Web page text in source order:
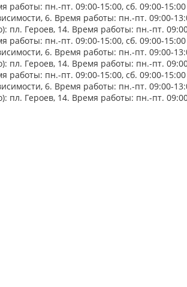
работы: пн.-пт. 09:00-15:00, сб. 09:00-15:00
6. Время работы: пн.-пт. 09:00-
пл. Героев, 14. Время работы: пн.-пт.
работы: пн.-пт. 09:00-15:00, сб. 09:00-15:00
6. Время работы: пн.-пт. 09:00-
пл. Героев, 14. Время работы: пн.-пт.
работы: пн.-пт. 09:00-15:00, сб. 09:00-15:00
6. Время работы: пн.-пт. 09:00-
пл. Героев, 14. Время работы: пн.-пт.